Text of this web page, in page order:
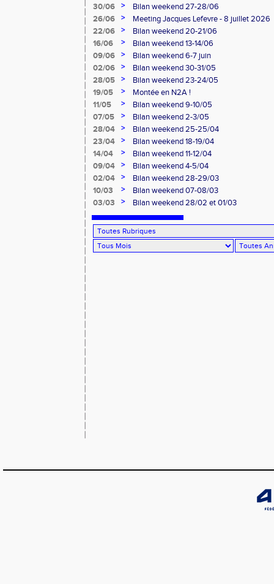
30/06
>
Bilan weekend 27-28/06
26/06
>
Meeting Jacques Lefevre - 8 juillet 2026
22/06
>
Bilan weekend 20-21/06
16/06
>
Bilan weekend 13-14/06
09/06
>
Bilan weekend 6-7 juin
02/06
>
Bilan weekend 30-31/05
28/05
>
Bilan weekend 23-24/05
19/05
>
Montée en N2A !
11/05
>
Bilan weekend 9-10/05
07/05
>
Bilan weekend 2-3/05
28/04
>
Bilan weekend 25-25/04
23/04
>
Bilan weekend 18-19/04
14/04
>
Bilan weekend 11-12/04
09/04
>
Bilan weekend 4-5/04
02/04
>
Bilan weekend 28-29/03
10/03
>
Bilan weekend 07-08/03
03/03
> Bilan weekend 28/02 et 01/03